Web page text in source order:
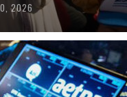
2026